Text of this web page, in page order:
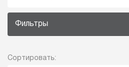
Фильтры
Сортировать: